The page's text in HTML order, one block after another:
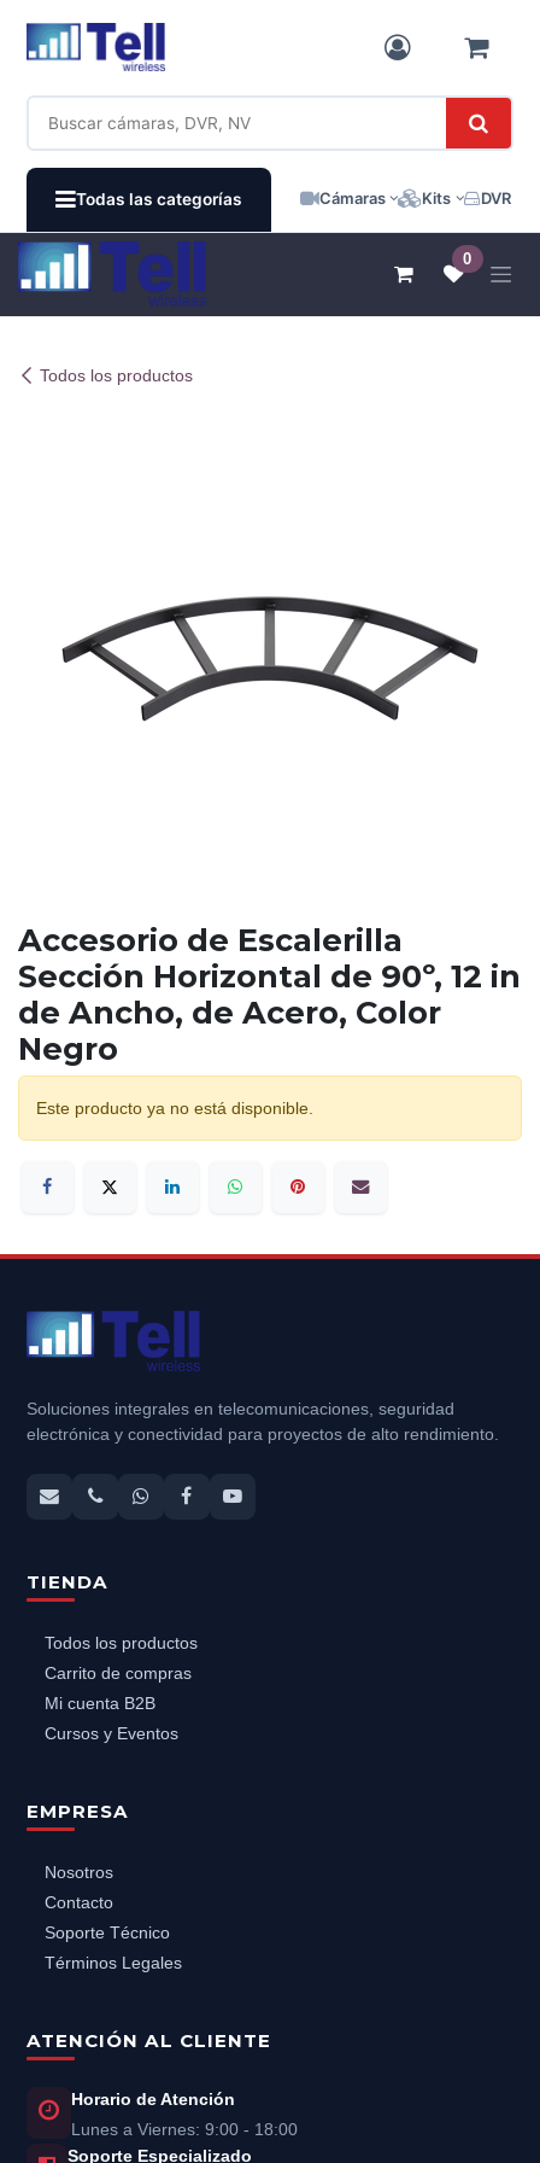
Todas las categorías Cámaras Kits DVR /
0
Todos los productos
Accesorio de Escalerilla
Sección Horizontal de 90º, 12 in
de Ancho, de Acero, Color
Negro
Este producto ya no está disponible.
Soluciones integrales en telecomunicaciones, seguridad
electrónica y conectividad para proyectos de alto rendimiento.
TIENDA
Todos los productos
Carrito de compras
Mi cuenta B2B
Cursos y Eventos
EMPRESA
Nosotros
Contacto
Soporte Técnico
Términos Legales
ATENCIÓN AL CLIENTE
Horario de Atención
Lunes a Viernes: 9:00 - 18:00
Soporte Especializado